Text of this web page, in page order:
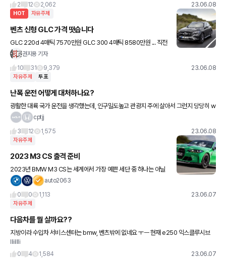
2
12 2,062 23.06.08
HOT 자유주제
벤츠 신형 GLC 가격 떳습니다
GLC 220d 4매틱 7570만원 GLC 300 4매틱 8580만원 ... 직전
모델 대비 500만원 정도 올랐습니다. 대신 옵션은 빠방하네요. 4.5
권지용 기자
10
31 9,379 23.06.08
자유주제 투표
난폭 운전 어떻게 대처하나요?
광활한 대륙 국가 운전을 생각했는데, 인구밀도높고 관광지 주에 살아서 그런지 당당히 w
orst driver state, 운전 x같이 하는주 10위권안 주에 거주하고 있습니다. (한국은 도심
cptjj
3
12 1,575 23.06.08
자유주제
2023 M3 CS 출격 준비
2023년 BMW M3 CS는 세계에서 가장 예쁜 세단 중 하나는 아닐
수 있지만, 확실히 가장 빠른 세단 중 하나입니다. 👍👍👍 사실, 적어
auto2063
0
0 1,113 23.06.07
자유주제
다음차를 뭘 살까요??
지방이라 수입차 서비스센터는 bmw, 벤츠밖에 없네요 ㅜㅡ 현재 e250 익스클루시브
타는중인데요 다음차 뭘로 가야 만족스러울까요?
lliillli
0
4 1,584 23.06.07